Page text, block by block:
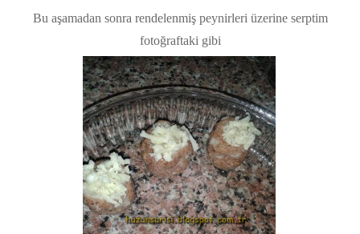
Bu aşamadan sonra rendelenmiş peynirleri üzerine serptim
fotoğraftaki gibi